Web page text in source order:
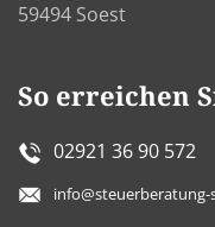
59494 Soest
So erreichen
02921 36 90 572
info@steuerberatung-